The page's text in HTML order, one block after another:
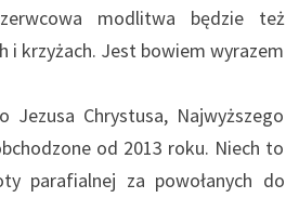
modlitwa będzie też
i krzyżach. Jest bowiem wyrazem
Chrystusa, Najwyższego
od 2013 roku. Niech to
parafialnej za powołanych do